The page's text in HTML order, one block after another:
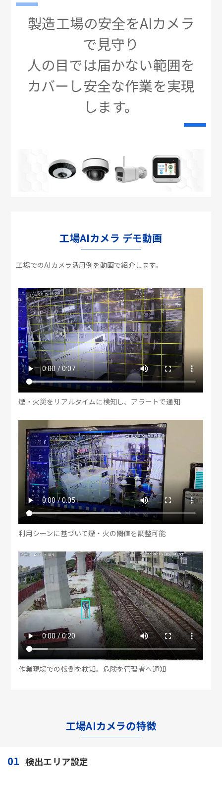
製造工場の安全をAIカメラ
で見守り
人の目では届かない範囲を
カバーし安全な作業を実現
します。
工場AIカメラ デモ動画
工場でのAIカメラ活用例を動画で紹介します。
煙・火災をリアルタイムに検知し、アラートで通知
利用シーンに基づいて煙・火の閾値を調整可能
作業現場での転倒を検知。危険を管理者へ通知
工場AIカメラの特徴
01 検出エリア設定